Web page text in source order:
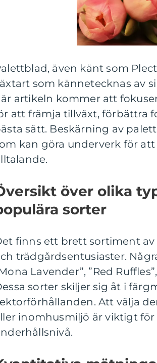
även känt som
som kännetecknas av
artikeln kommer att
att främja tillväxt, förbättra
sätt. Beskärning av
kan göra underverk för
över olika
sorter
finns ett brett sortiment
trädgårdsentusiaster.
Lavender”, ”Red
sorter skiljer sig åt i
Att välja
inomhusmiljö är viktigt